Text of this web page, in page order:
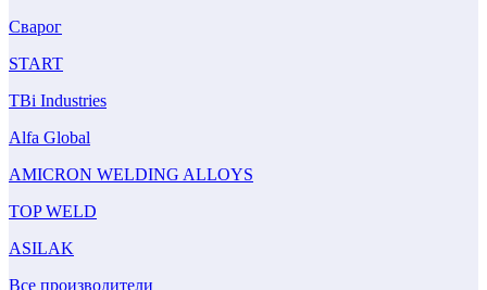
Сварог
START
TBi Industries
Alfa Global
AMICRON WELDING ALLOYS
TOP WELD
ASILAK
Все производители